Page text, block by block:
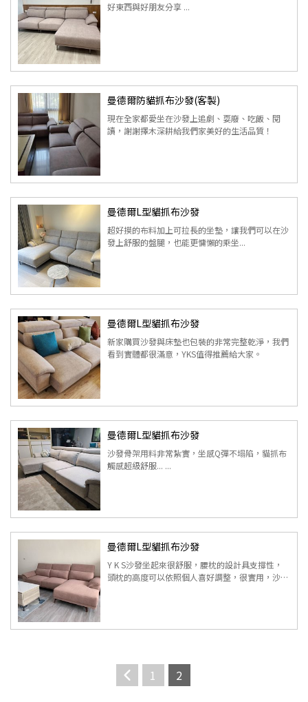
好東西與好朋友分享 ...
曼德爾防貓抓布沙發(客製)
現在全家都愛坐在沙發上追劇、耍廢、吃飯、閱
讀，謝謝擇木深耕給我們家美好的生活品質！
曼德爾L型貓抓布沙發
超好摸的布料加上可拉長的坐墊，讓我們可以在沙
發上舒服的盤腿，也能更慵懶的乘坐...
曼德爾L型貓抓布沙發
新家購買沙發與床墊也包裝的非常完整乾淨，我們
看到實體都很滿意，YKS值得推薦給大家。
曼德爾L型貓抓布沙發
沙發骨架用料非常紮實，坐感Q彈不塌陷，貓抓布
觸感超級舒服... ...
曼德爾L型貓抓布沙發
Y K S沙發坐起來很舒服，腰枕的設計具支撐性，
頭枕的高度可以依照個人喜好調整，很實用，沙發
1 2